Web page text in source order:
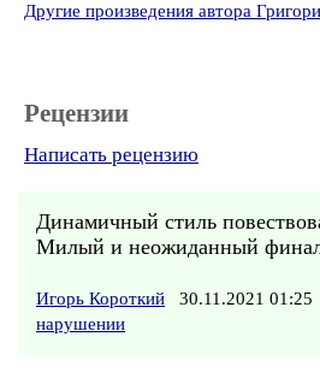
Другие произведения автора
Рецензии
Написать рецензию
Динамичный стиль
Милый и неожиданный
Игорь Короткий 30.11.2021 01:25
нарушении